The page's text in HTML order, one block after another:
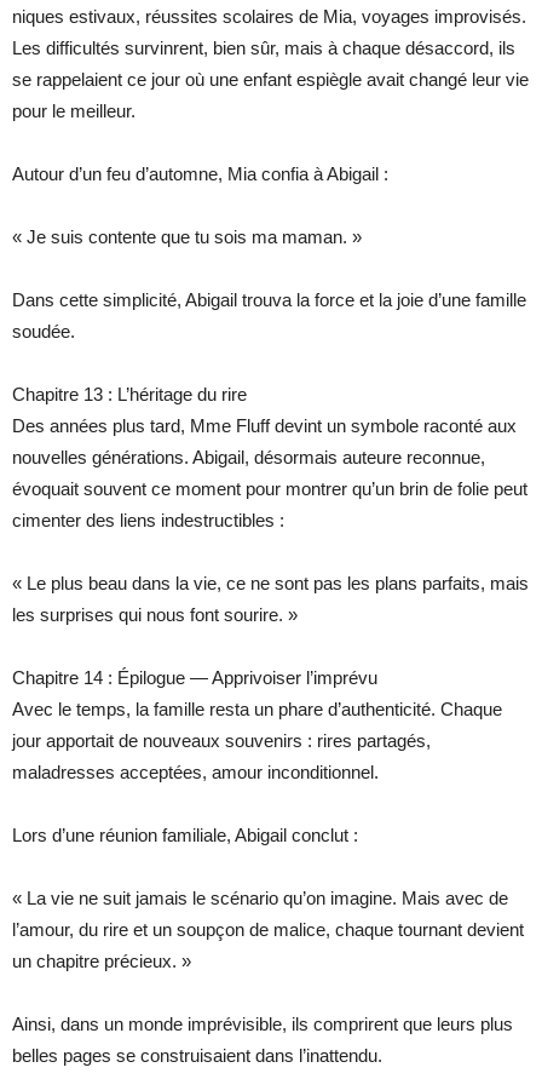
niques estivaux, réussites scolaires de Mia, voyages improvisés.
Les difficultés survinrent, bien sûr, mais à chaque désaccord, ils
se rappelaient ce jour où une enfant espiègle avait changé leur vie
pour le meilleur.
Autour d’un feu d’automne, Mia confia à Abigail :
« Je suis contente que tu sois ma maman. »
Dans cette simplicité, Abigail trouva la force et la joie d’une famille
soudée.
Chapitre 13 : L’héritage du rire
Des années plus tard, Mme Fluff devint un symbole raconté aux
nouvelles générations. Abigail, désormais auteure reconnue,
évoquait souvent ce moment pour montrer qu’un brin de folie peut
cimenter des liens indestructibles :
« Le plus beau dans la vie, ce ne sont pas les plans parfaits, mais
les surprises qui nous font sourire. »
Chapitre 14 : Épilogue — Apprivoiser l’imprévu
Avec le temps, la famille resta un phare d’authenticité. Chaque
jour apportait de nouveaux souvenirs : rires partagés,
maladresses acceptées, amour inconditionnel.
Lors d’une réunion familiale, Abigail conclut :
« La vie ne suit jamais le scénario qu’on imagine. Mais avec de
l’amour, du rire et un soupçon de malice, chaque tournant devient
un chapitre précieux. »
Ainsi, dans un monde imprévisible, ils comprirent que leurs plus
belles pages se construisaient dans l’inattendu.